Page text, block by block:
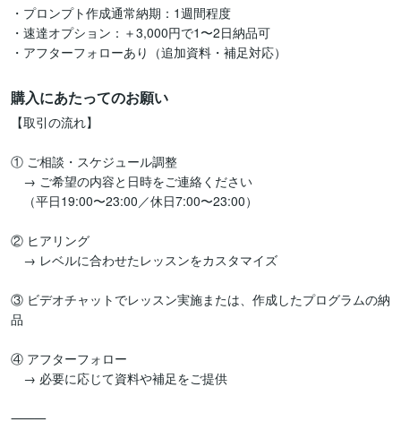
・プロンプト作成通常納期：1週間程度
・速達オプション：＋3,000円で1〜2日納品可
・アフターフォローあり（追加資料・補足対応）
購入にあたってのお願い
【取引の流れ】
① ご相談・スケジュール調整
→ ご希望の内容と日時をご連絡ください
（平日19:00〜23:00／休日7:00〜23:00）
② ヒアリング
→ レベルに合わせたレッスンをカスタマイズ
③ ビデオチャットでレッスン実施または、作成したプログラムの納
品
④ アフターフォロー
→ 必要に応じて資料や補足をご提供
⸻